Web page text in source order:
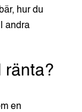
hur du
andra
ränta?
en